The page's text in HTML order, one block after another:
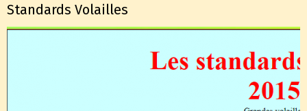
Standards Volailles